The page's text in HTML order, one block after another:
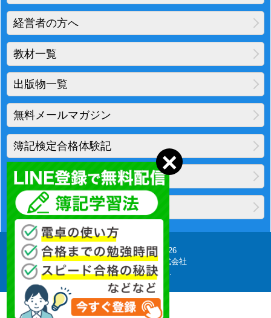
経営者の方へ
教材一覧
出版物一覧
無料メールマガジン
簿記検定合格体験記
地図・アクセス
プライバシーポリシー
Copyright(C) 2010-2026
柴山会計ラーニング株式会社
All Rights Reserved.